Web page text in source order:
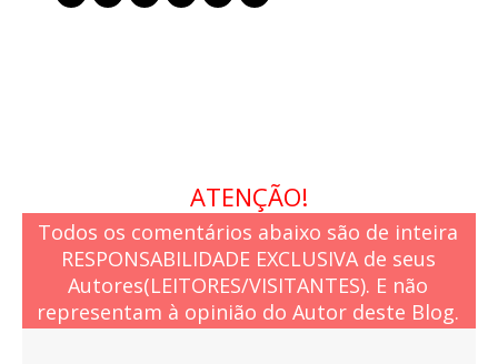
ATENÇÃO!
Todos os comentários abaixo são de inteira
RESPONSABILIDADE EXCLUSIVA de seus
Autores(LEITORES/VISITANTES). E não
representam à opinião do Autor deste Blog.